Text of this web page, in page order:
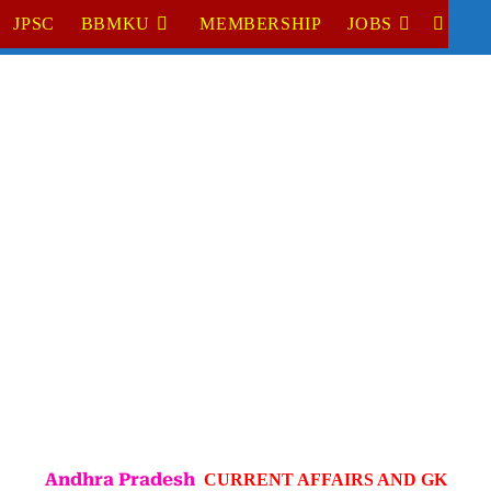
JPSC BBMKU MEMBERSHIP JOBS
Andhra PradeshCURRENT AFFAIRS AND GK